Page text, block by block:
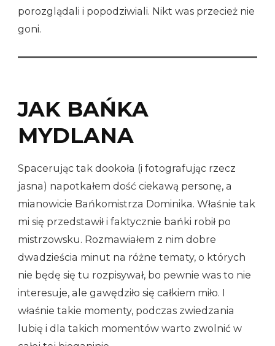
porozglądali i popodziwiali. Nikt was przecież nie
goni.
JAK BAŃKA
MYDLANA
Spacerując tak dookoła (i fotografując rzecz
jasna) napotkałem dość ciekawą personę, a
mianowicie Bańkomistrza Dominika. Właśnie tak
mi się przedstawił i faktycznie bańki robił po
mistrzowsku. Rozmawiałem z nim dobre
dwadzieścia minut na różne tematy, o których
nie będę się tu rozpisywał, bo pewnie was to nie
interesuje, ale gawędziło się całkiem miło. I
właśnie takie momenty, podczas zwiedzania
lubię i dla takich momentów warto zwolnić w